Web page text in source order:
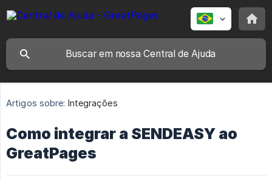
Artigos sobre: Integrações
Como integrar a SENDEASY ao
GreatPages